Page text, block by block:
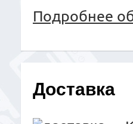
Подробнее
Доставка